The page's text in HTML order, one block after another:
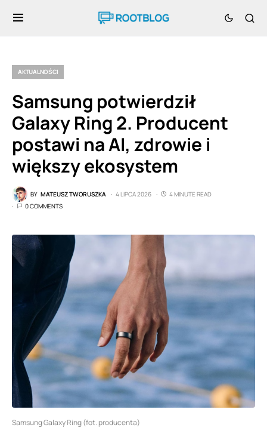
AKTUALNOŚCI
Samsung potwierdził
Galaxy Ring 2. Producent
postawi na AI, zdrowie i
większy ekosystem
BY MATEUSZ TWORUSZKA 4 LIPCA 2026
4 MINUTE READ
0 COMMENTS
Samsung Galaxy Ring (fot. producenta)